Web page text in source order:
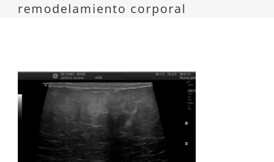
remodelamiento corporal